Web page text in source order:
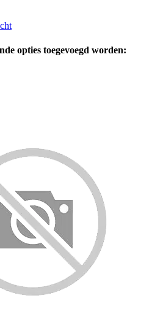
opties toegevoegd worden: